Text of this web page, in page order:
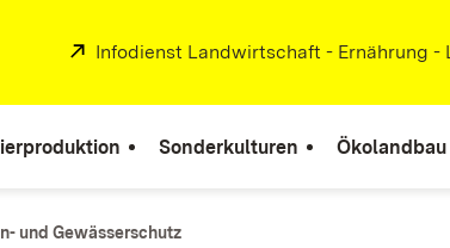
Extern:
Infodienst Landwirtschaft - Ernährung -
Sonderkulturen Ökolandbau
und Gewässerschutz